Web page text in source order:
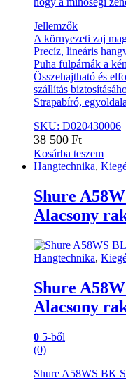
Jellemzők
A környezeti zaj
Precíz, lineáris
Puha fülpárnák a
Összehajtható és
szállítás
Strapabíró,
SKU: D020430006
38 500 Ft
Kosárba teszem
Hangtechnika,
Shure
Alacsony
Hangtechnika,
Shure
Alacsony
0 5-ből
(0)
Shure A58WS BK